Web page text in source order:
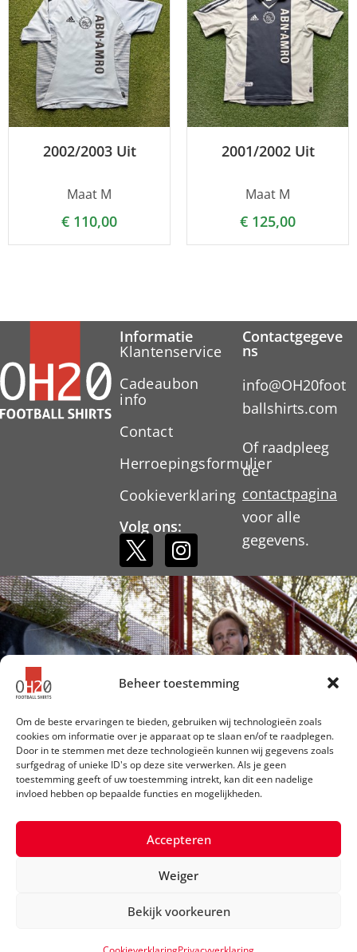
Beheer toestemming
Om de beste ervaringen te bieden, gebruiken wij technologieën zoals
cookies om informatie over je apparaat op te slaan en/of te raadplegen.
Door in te stemmen met deze technologieën kunnen wij gegevens zoals
surfgedrag of unieke ID's op deze site verwerken. Als je geen
toestemming geeft of uw toestemming intrekt, kan dit een nadelige
invloed hebben op bepaalde functies en mogelijkheden.
Accepteren
Weiger
Bekijk voorkeuren
2002/2003 Uit
Maat M
€ 110,00
2001/2002 Uit
Maat M
€ 125,00
Informatie
Klantenservice
Cadeaubon
info
Contact
Herroepingsformulier
Cookieverklaring
Volg ons:
Contactgegeve
ns
info@OH20foot
ballshirts.com
Of raadpleeg
de
contactpagina
voor alle
gegevens.
©2026 OH20 Football Shirts
Privacyverklaring